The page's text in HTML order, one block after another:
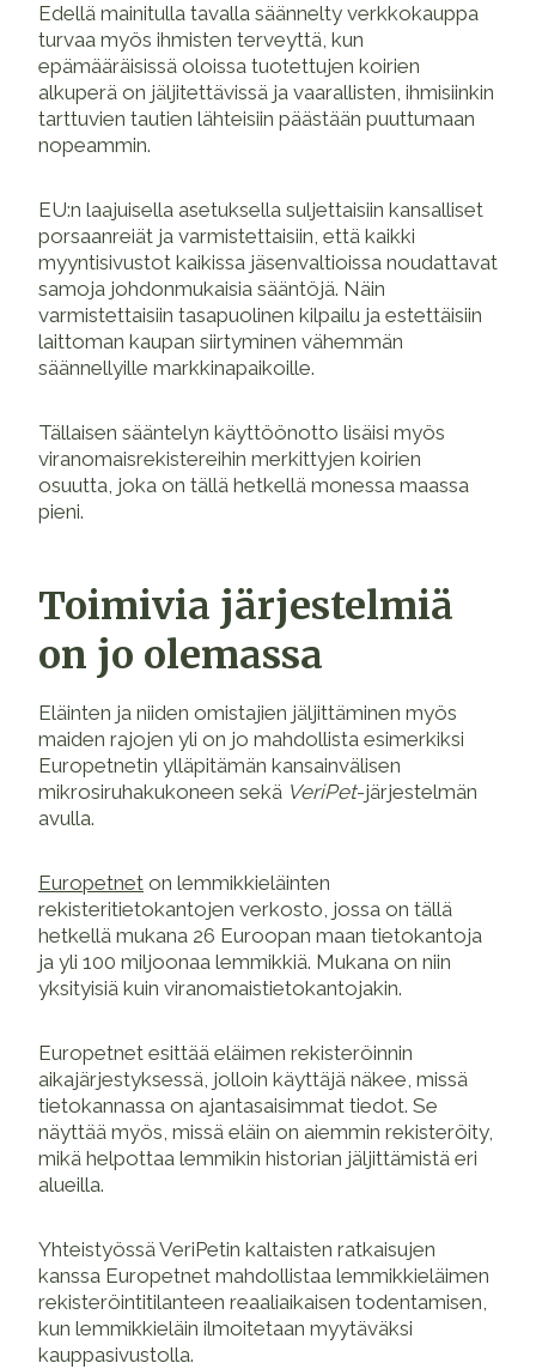
Edellä mainitulla tavalla säännelty verkkokauppa
turvaa myös ihmisten terveyttä, kun
epämääräisissä oloissa tuotettujen koirien
alkuperä on jäljitettävissä ja vaarallisten, ihmisiinkin
tarttuvien tautien lähteisiin päästään puuttumaan
nopeammin.
EU:n laajuisella asetuksella suljettaisiin kansalliset
porsaanreiät ja varmistettaisiin, että kaikki
myyntisivustot kaikissa jäsenvaltioissa noudattavat
samoja johdonmukaisia sääntöjä. Näin
varmistettaisiin tasapuolinen kilpailu ja estettäisiin
laittoman kaupan siirtyminen vähemmän
säännellyille markkinapaikoille.
Tällaisen sääntelyn käyttöönotto lisäisi myös
viranomaisrekistereihin merkittyjen koirien
osuutta, joka on tällä hetkellä monessa maassa
pieni.
Toimivia järjestelmiä
on jo olemassa
Eläinten ja niiden omistajien jäljittäminen myös
maiden rajojen yli on jo mahdollista esimerkiksi
Europetnetin ylläpitämän kansainvälisen
mikrosiruhakukoneen sekä VeriPet-järjestelmän
avulla.
Europetnet on lemmikkieläinten
rekisteritietokantojen verkosto, jossa on tällä
hetkellä mukana 26 Euroopan maan tietokantoja
ja yli 100 miljoonaa lemmikkiä. Mukana on niin
yksityisiä kuin viranomaistietokantojakin.
Europetnet esittää eläimen rekisteröinnin
aikajärjestyksessä, jolloin käyttäjä näkee, missä
tietokannassa on ajantasaisimmat tiedot. Se
näyttää myös, missä eläin on aiemmin rekisteröity,
mikä helpottaa lemmikin historian jäljittämistä eri
alueilla.
Yhteistyössä VeriPetin kaltaisten ratkaisujen
kanssa Europetnet mahdollistaa lemmikkieläimen
rekisteröintitilanteen reaaliaikaisen todentamisen,
kun lemmikkieläin ilmoitetaan myytäväksi
kauppasivustolla.